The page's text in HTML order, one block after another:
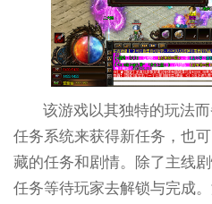
该游戏以其独特的玩法
任务系统来获得新任务，也
藏的任务和剧情。除了主线
任务等待玩家去解锁与完成